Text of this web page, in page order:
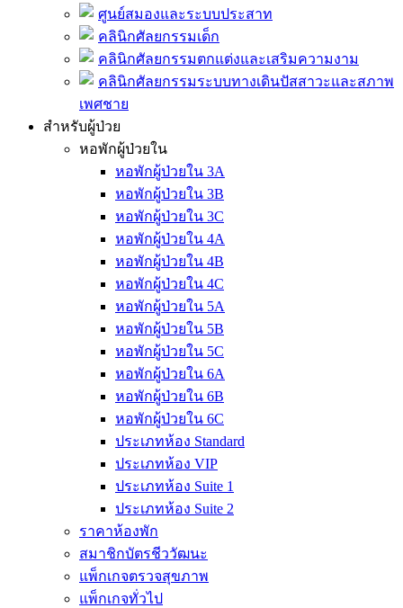
ศูนย์สมองและระบบประสาท
คลินิกศัลยกรรมเด็ก
คลินิกศัลยกรรมตกแต่งและเสริมความงาม
คลินิกศัลยกรรมระบบทางเดินปัสสาวะและสภาพ
เพศชาย
สำหรับผู้ป่วย
หอพักผู้ป่วยใน
หอพักผู้ป่วยใน 3A
หอพักผู้ป่วยใน 3B
หอพักผู้ป่วยใน 3C
หอพักผู้ป่วยใน 4A
หอพักผู้ป่วยใน 4B
หอพักผู้ป่วยใน 4C
หอพักผู้ป่วยใน 5A
หอพักผู้ป่วยใน 5B
หอพักผู้ป่วยใน 5C
หอพักผู้ป่วยใน 6A
หอพักผู้ป่วยใน 6B
หอพักผู้ป่วยใน 6C
ประเภทห้อง Standard
ประเภทห้อง VIP
ประเภทห้อง Suite 1
ประเภทห้อง Suite 2
ราคาห้องพัก
สมาชิกบัตรชีววัฒนะ
แพ็กเกจตรวจสุขภาพ
แพ็กเกจทั่วไป